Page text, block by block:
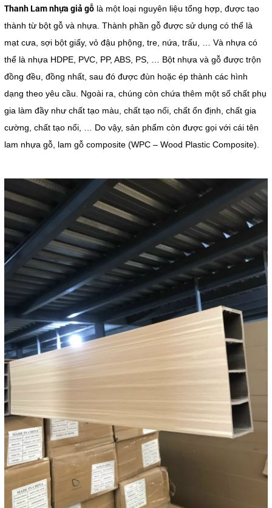
Thanh Lam nhựa giả gỗlà một loại nguyên liệu tổng hợp, được tạo
thành từ bột gỗ và nhựa. Thành phần gỗ được sử dụng có thể là
mạt cưa, sợi bột giấy, vỏ đậu phộng, tre, nứa, trấu, … Và nhựa có
thể là nhựa HDPE, PVC, PP, ABS, PS, … Bột nhựa và gỗ được trộn
đồng đều, đồng nhất, sau đó được đùn hoặc ép thành các hình
dạng theo yêu cầu. Ngoài ra, chúng còn chứa thêm một số chất phụ
gia làm đầy như chất tạo màu, chất tạo nối, chất ổn định, chất gia
cường, chất tạo nổi, … Do vậy, sản phẩm còn được gọi với cái tên
lam nhựa gỗ, lam gỗ composite (WPC – Wood Plastic Composite).